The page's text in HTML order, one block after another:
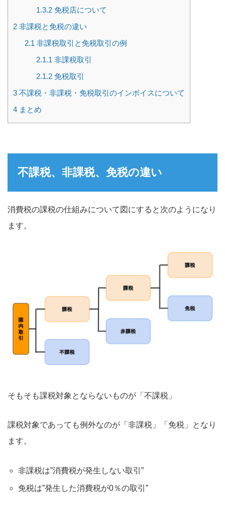
1.3.2免税店について
2 非課税と免税の違い
2.1 非課税取引と免税取引の例
2.1.1 非課税取引
2.1.2免税取引
3 不課税・非課税・免税取引のインボイスについて
4 まとめ
不課税、非課税、免税の違い
消費税の課税の仕組みについて図にすると次のようになり
ます。
そもそも課税対象とならないものが「不課税」
課税対象であっても例外なのが「非課税」「免税」となり
ます。
非課税は”消費税が発生しない取引”
免税は”発生した消費税が0％の取引”